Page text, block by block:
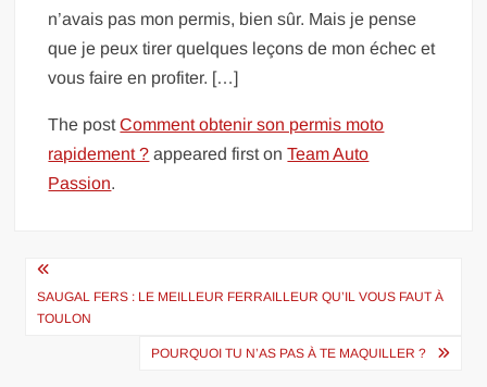
n’avais pas mon permis, bien sûr. Mais je pense
que je peux tirer quelques leçons de mon échec et
vous faire en profiter. […]
The postComment obtenir son permis moto
rapidement ? appeared first onTeam Auto
Passion.
Navigation
de
SAUGAL FERS : LE MEILLEUR FERRAILLEUR QU’IL VOUS FAUT À
TOULON
POURQUOI TU N’AS PAS À TE MAQUILLER ?